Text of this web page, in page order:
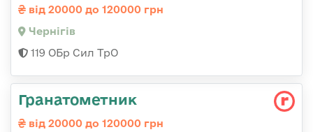
від 20000 до 120000 грн
Чернігів
119 ОБр Сил ТрО
Гранатометник
від 20000 до 120000 грн